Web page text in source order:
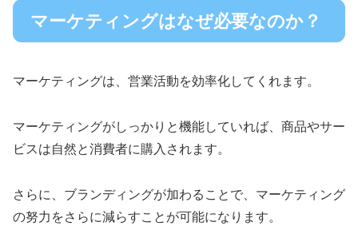
マーケティングはなぜ必要なのか？
マーケティングは、営業活動を効率化してくれます。
マーケティングがしっかりと機能していれば、商品やサー
ビスは自然と消費者に購入されます。
さらに、ブランディングが加わることで、マーケティング
の努力をさらに減らすことが可能になります。